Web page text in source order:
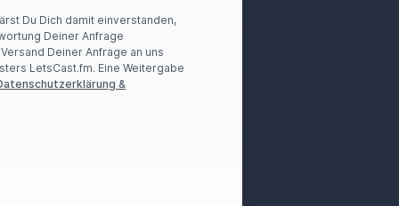
Du Dich damit einverstanden,
Deiner Anfrage
Deiner Anfrage an uns
LetsCast.fm. Eine Weitergabe
&